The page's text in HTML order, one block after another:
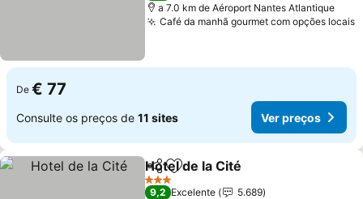
a 7.0 km de Aéroport Nantes Atlantique
Café da manhã gourmet com opções locais
De € 77
Consulte os preços de 11 sites Ver preços
PartilharAdicionar aos favoritos
Hotel de la Cité
3 Estrelas
9,2 Excelente
5.689